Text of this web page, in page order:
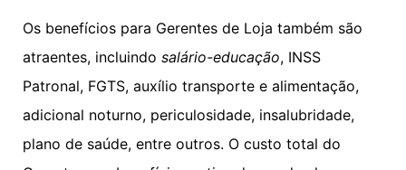
Os benefícios para Gerentes de Loja também são
atraentes, incluindo salário-educação, INSS
Patronal, FGTS, auxílio transporte e alimentação,
adicional noturno, periculosidade, insalubridade,
plano de saúde, entre outros. O custo total do